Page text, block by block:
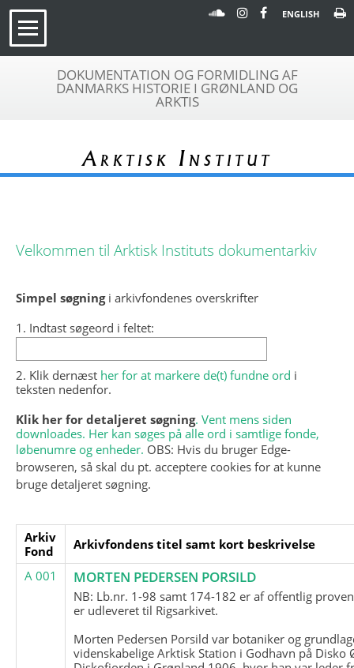
ENGLISH
DOKUMENTATION OG FORMIDLING AF
DANMARKS HISTORIE I GRØNLAND OG
ARKTIS
Arktisk Institut
Velkommen til Arktisk Instituts dokumentarkiv
Simpel søgningi arkivfondenes overskrifter
1. Indtast søgeord i feltet:
2. Klik dernæst her for at markere de(t) fundne ord i
teksten nedenfor.
Klik her for detaljeret søgning. Vent mens siden
downloades. Her kan søges på alle ord i samtlige fonde,
løbenumre og enheder. OBS: Hvis du bruger Edge-
browseren, så skal du pt. acceptere cookies for at kunne
bruge detaljeret søgning.
Arkiv
Fond
Arkivfondens titel samt kort beskrivelse
A 001
MORTEN PEDERSEN PORSILD
NB: Lb.nr. 1-98 samt 174-182 er af offentlig
er udleveret til Rigsarkivet.
Morten Pedersen Porsild var botaniker og
videnskabelige Arktisk Station i Godhavn på Disko